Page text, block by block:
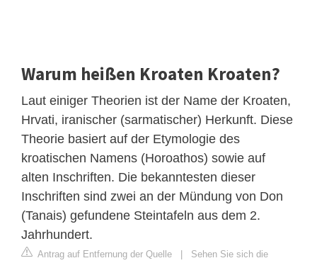
Warum heißen Kroaten Kroaten?
Laut einiger Theorien ist der Name der Kroaten,
Hrvati, iranischer (sarmatischer) Herkunft. Diese
Theorie basiert auf der Etymologie des
kroatischen Namens (Horoathos) sowie auf
alten Inschriften. Die bekanntesten dieser
Inschriften sind zwei an der Mündung von Don
(Tanais) gefundene Steintafeln aus dem 2.
Jahrhundert.
Antrag auf Entfernung der Quelle | Sehen Sie sich die